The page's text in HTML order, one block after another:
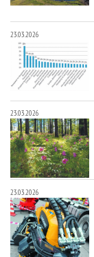
23.03.2026
23.03.2026
23.03.2026